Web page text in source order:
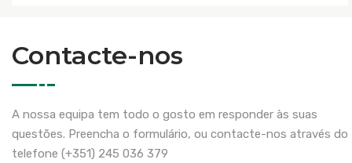
Contacte-nos
A nossa equipa tem todo o gosto em responder às suas
questões. Preencha o formulário, ou contacte-nos através do
telefone (+351) 245 036 379